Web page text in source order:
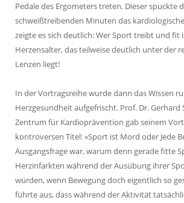
Pedale des Ergometers treten. Dieser spuckte
schweißtreibenden Minuten das
zeigte es sich deutlich: Wer Sport treibt und fit
Herzensalter, das teilweise deutlich unter der
Lenzen liegt!
In der Vortragsreihe wurde dann das Wissen
Herzgesundheit aufgefrischt. Prof. Dr. Gerhard
Zentrum für Kardioprävention gab seinem
kontroversen Titel: »Sport ist Mord oder Jede
Ausgangsfrage war, warum denn gerade fitte
Herzinfarkten während der Ausübung ihrer
würden, wenn Bewegung doch eigentlich so
führte aus, dass während der Aktivität